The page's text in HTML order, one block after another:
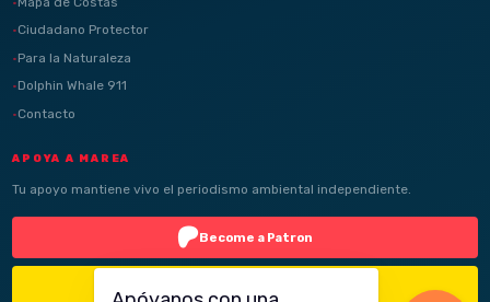
Ciudadano Protector
Para la Naturaleza
Dolphin Whale 911
Contacto
APOYA A MAREA
Tu apoyo mantiene vivo el periodismo ambiental independiente.
Become a Patron